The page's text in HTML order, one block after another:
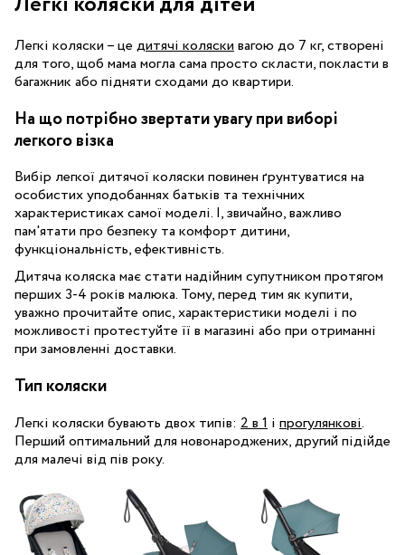
Легкі коляски – це дитячі коляскивагою до 7 кг, створені
для того, щоб мама могла сама просто скласти, покласти в
багажник або підняти сходами до квартири.
На що потрібно звертати увагу при виборі
легкого візка
Вибір легкої дитячої коляски повинен ґрунтуватися на
особистих уподобаннях батьків та технічних
характеристиках самої моделі. І, звичайно, важливо
пам'ятати про безпеку та комфорт дитини,
функціональність, ефективність.
Дитяча коляска має стати надійним супутником протягом
перших 3-4 років малюка. Тому, перед тим як купити,
уважно прочитайте опис, характеристики моделі і по
можливості протестуйте її в магазині або при отриманні
при замовленні доставки.
Тип коляски
Легкі коляски бувають двох типів: 2 в 1 і прогулянкові.
Перший оптимальний для новонароджених, другий підійде
для малечі від пів року.